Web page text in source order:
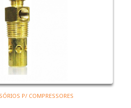
P/ COMPRESSORES